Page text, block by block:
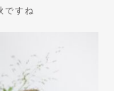
ですね